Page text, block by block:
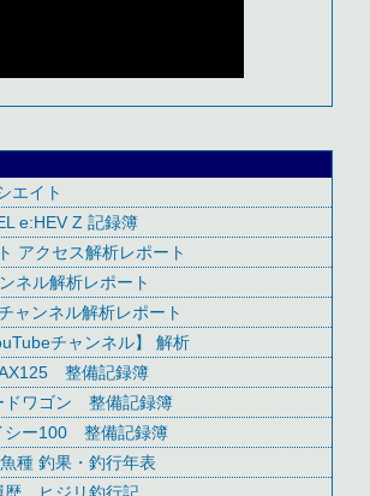
エイト
e:HEV Z 記録簿
アクセス解析レポート
ネル解析レポート
ャンネル解析レポート
チャンネル】 解析
整備記録簿
ドワゴン 整備記録簿
シー100 整備記録簿
種 釣果・釣行年表